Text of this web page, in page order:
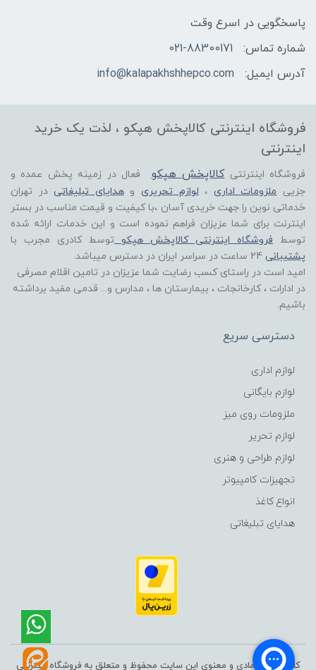
پاسخگویی در اسرع وقت
شماره تماس:
021-88300171
آدرس ایمیل:
info@kalapakhshhepco.com
فروشگاه اینترنتی کالاپخش هپکو ، لذت یک خرید
اینترنتی
فروشگاه اینترنتی کالاپخش هپکو
فعال در زمینه پخش عمده و
جزیی ملزومات اداری ، لوازم تحریری وهدایای تبلیغاتیدر تهران
خدماتی نوین را جهت خریدی آسان ،با کیفیت و قیمت مناسب در بستر
اینترنت برای شما عزیزان فراهم نموده است و این خدمات ارائه شده
توسط فروشگاه اینترنتی کالاپخش هپکو
توسط کادری مجرب با
پشتیبانی
امید است در راستای کسب رضایت شما عزیزان در تامین اقلام مصرفی
در ادارات ، کارخانجات ، بیمارستان ها ، مدارس و... قدمی مفید برداشته
باشیم.
دسترسی سریع
لوازم اداری
لوازم بایگانی
ملزومات روی میز
لوازم تحریر
لوازم طراحی و هنری
تجهیزات کامپیوتر
انواع کاغذ
هدایای تبلیغاتی
کلیه حقوق مادی و معنوی این سایت محفوظ و متعلق به فروشگاه اینترنتی